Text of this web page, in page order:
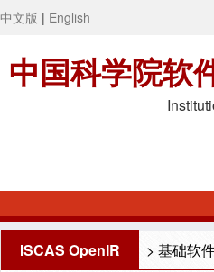
中文版 | English
中国科学院软
ISCAS OpenIR > 基础软